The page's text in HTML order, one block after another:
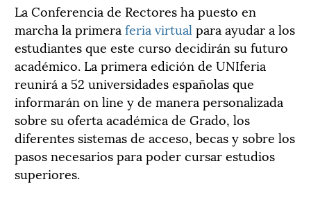
La Conferencia de Rectores ha puesto en
marcha la primera feria virtual para ayudar a los
estudiantes que este curso decidirán su futuro
académico. La primera edición de UNIferia
reunirá a 52 universidades españolas que
informarán on line y de manera personalizada
sobre su oferta académica de Grado, los
diferentes sistemas de acceso, becas y sobre los
pasos necesarios para poder cursar estudios
superiores.